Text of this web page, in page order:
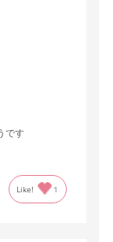
です
Like! 1